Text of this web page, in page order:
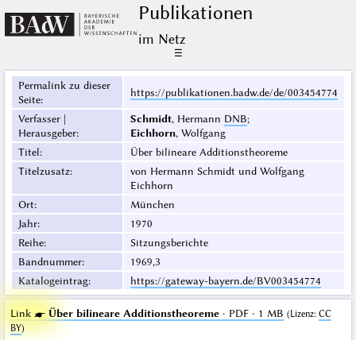
Publikationen
im Netz
☰
Permalink zu dieser
Seite:
https://publikationen.badw.de/de/003454774
Verfasser |
Herausgeber:
Schmidt, Hermann DNB;
Eichhorn, Wolfgang
Titel:
Über bilineare Additionstheoreme
Titelzusatz:
von Hermann Schmidt und Wolfgang
Eichhorn
Ort:
München
Jahr:
1970
Reihe:
Sitzungsberichte
Bandnummer:
1969,3
Katalogeintrag: https://gateway-bayern.de/BV003454774
Link ☛ Über bilineare Additionstheoreme· PDF · 1 MB (Lizenz: CC
BY)